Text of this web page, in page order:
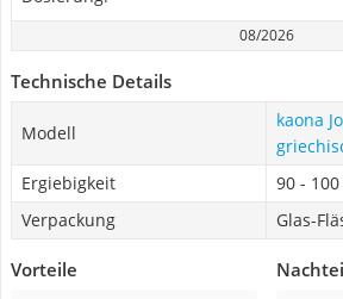
08/2026
Technische Details
Modell
kaona
Ergiebigkeit
90 -
Verpackung
Glas-
Vorteile